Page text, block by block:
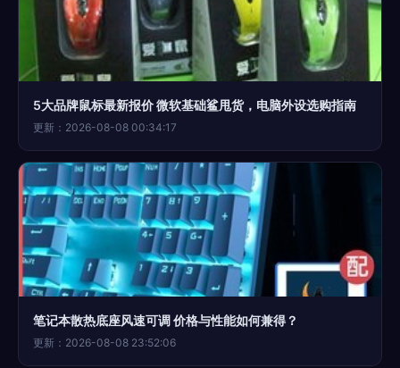
5大品牌鼠标最新报价 微软基础鲨甩货，电脑外设选购指南
更新：2026-08-08 00:34:17
笔记本散热底座风速可调 价格与性能如何兼得？
更新：2026-08-08 23:52:06